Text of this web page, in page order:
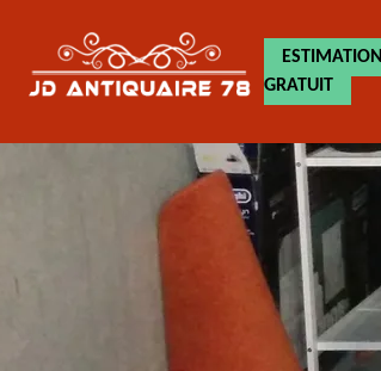
ESTIMATION
GRATUIT